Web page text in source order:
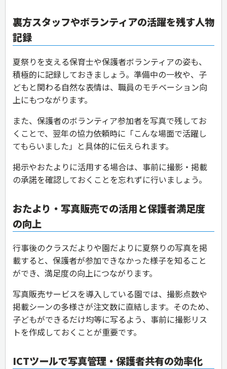
裏方スタッフやボランティアの活躍を残す人物
記録
夏祭りを支える保育士や保護者ボランティアの姿も、
積極的に記録しておきましょう。準備中の一枚や、子
どもと関わる自然な表情は、職員のモチベーション向
上にもつながります。
また、保護者のボランティア参加者を写真で残してお
くことで、翌年の協力依頼時に「こんな場面で活躍し
てもらいました」と具体的に伝えられます。
掲示やおたよりに活用する場合は、事前に撮影・掲載
の承諾を確認しておくことを忘れずに行いましょう。
おたより・写真販売での活用と保護者満足度
の向上
行事後のクラスだよりや園だよりに夏祭りの写真を掲
載すると、保護者が参加できなかった様子を知ること
ができ、満足度の向上につながります。
写真販売サービスを導入している園では、撮影点数や
掲載シーンの多様さが注文数に直結します。そのため、
子どもができるだけ均等に写るよう、事前に撮影リス
トを作成しておくことが重要です。
ICTツールで写真管理・保護者共有の効率化